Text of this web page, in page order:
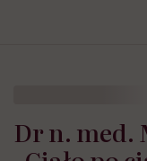
Dr n. med.